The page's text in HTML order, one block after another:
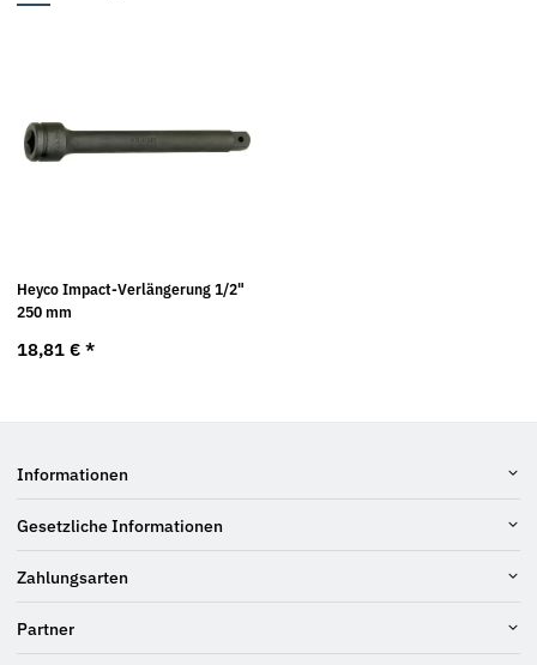
Heyco Impact-Verlängerung 1/2"
250 mm
18,81 € *
Informationen
Gesetzliche Informationen
Zahlungsarten
Partner